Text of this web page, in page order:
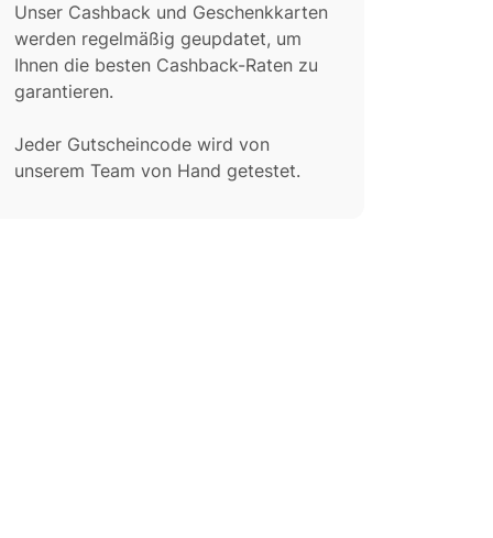
Unser Cashback und Geschenkkarten
werden regelmäßig geupdatet, um
Ihnen die besten Cashback-Raten zu
garantieren.
Jeder Gutscheincode wird von
unserem Team von Hand getestet.